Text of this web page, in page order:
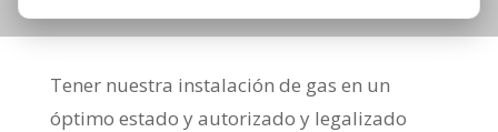
Tener nuestra instalación de gas en un
óptimo estado y autorizado y legalizado